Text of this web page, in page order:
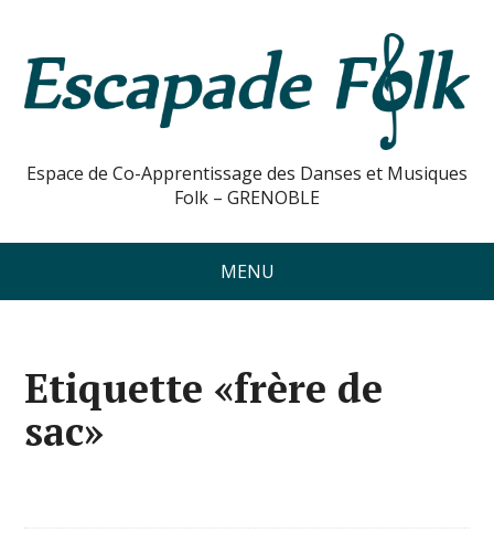
Espace de Co-Apprentissage des Danses et Musiques
Folk – GRENOBLE
MENU
Etiquette «frère de
sac»